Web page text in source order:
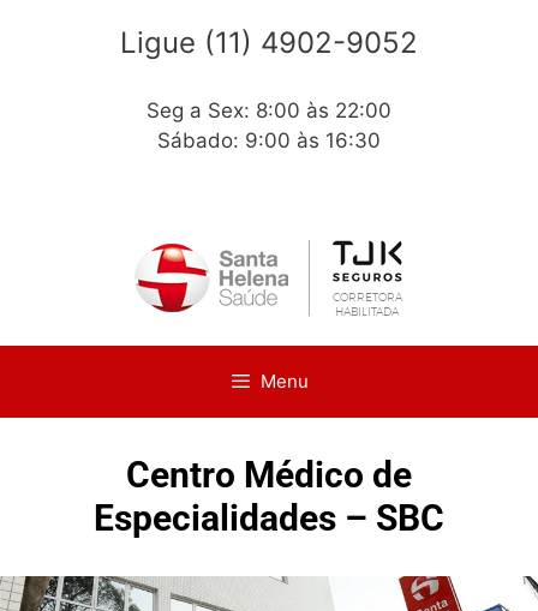
Ligue (11) 4902-9052
Seg a Sex: 8:00 às 22:00
Sábado: 9:00 às 16:30
Menu
Centro Médico de
Especialidades – SBC